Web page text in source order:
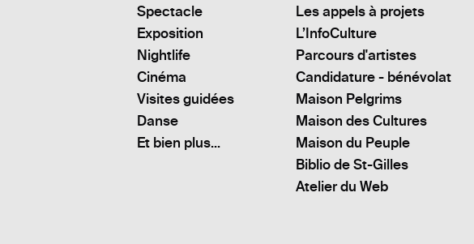
Spectacle
Exposition
Nightlife
Cinéma
Visites guidées
Danse
Et bien plus...
Les appels à projets
L’InfoCulture
Parcours d'artistes
Candidature - bénévolat
Maison Pelgrims
Maison des Cultures
Maison du Peuple
Biblio de St-Gilles
Atelier du Web